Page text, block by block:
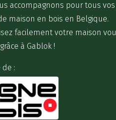
accompagnons pour tous vos
maison en bois en Belgique.
facilement votre maison
à Gablok !
de :